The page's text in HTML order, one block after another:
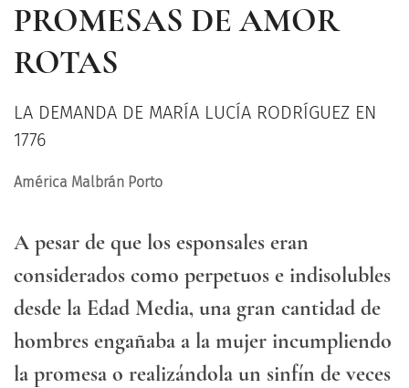
PROMESAS DE AMOR
ROTAS
LA DEMANDA DE MARÍA LUCÍA RODRÍGUEZ EN
1776
América Malbrán Porto
A pesar de que los esponsales eran
considerados como perpetuos e indisolubles
desde la Edad Media, una gran cantidad de
hombres engañaba a la mujer incumpliendo
la promesa o realizándola un sinfín de veces